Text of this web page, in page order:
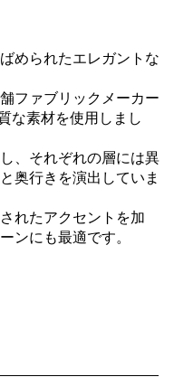
められたエレガントな
ファブリックメーカー
素材を使用しまし
、それぞれの層には異
奥行きを演出していま
れたアクセントを加
ンにも最適です。